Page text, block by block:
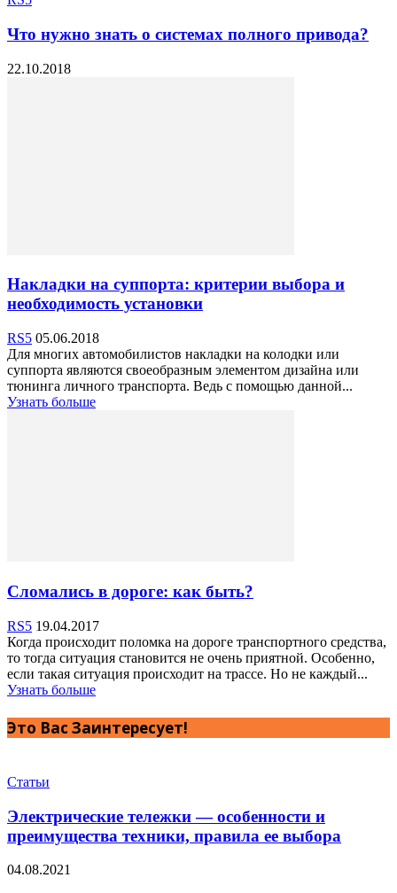
Что нужно знать о системах полного привода?
22.10.2018
Накладки на суппорта: критерии выбора и
необходимость установки
RS5 05.06.2018
Для многих автомобилистов накладки на колодки или
суппорта являются своеобразным элементом дизайна или
тюнинга личного транспорта. Ведь с помощью данной...
Узнать больше
Сломались в дороге: как быть?
RS5 19.04.2017
Когда происходит поломка на дороге транспортного средства,
то тогда ситуация становится не очень приятной. Особенно,
если такая ситуация происходит на трассе. Но не каждый...
Узнать больше
Это Вас Заинтересует!
Статьи
Электрические тележки — особенности и
преимущества техники, правила ее выбора
04.08.2021